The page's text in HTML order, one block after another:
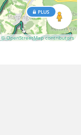
© OpenStreetMap contributors
PLUS